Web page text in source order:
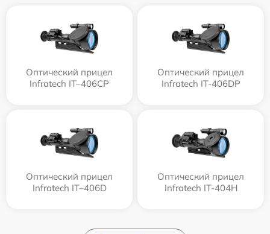
Оптический прицел
Infratech IT–406СP
Оптический прицел
Infratech IT-406DP
Оптический прицел
Infratech IT–406D
Оптический прицел
Infratech IT-404H